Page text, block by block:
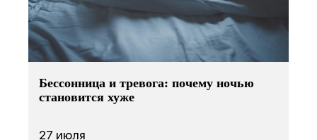
Бессонница и тревога: почему ночью
становится хуже
27 июля